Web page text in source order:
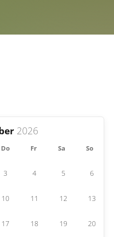
Do Fr Sa So
3 4 5 6
10 11 12 13
17 18 19 20